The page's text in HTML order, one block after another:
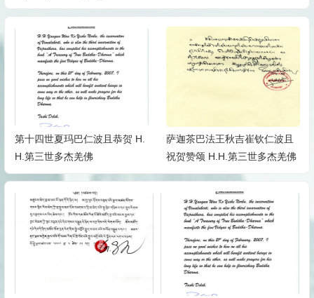
萨迦茶巴法王秋吉崔钦仁波且
祝贺赞颂 H.H.第三世多杰羌佛
萨迦达钦法王恭贺赞颂H.H.第
三世多杰羌佛